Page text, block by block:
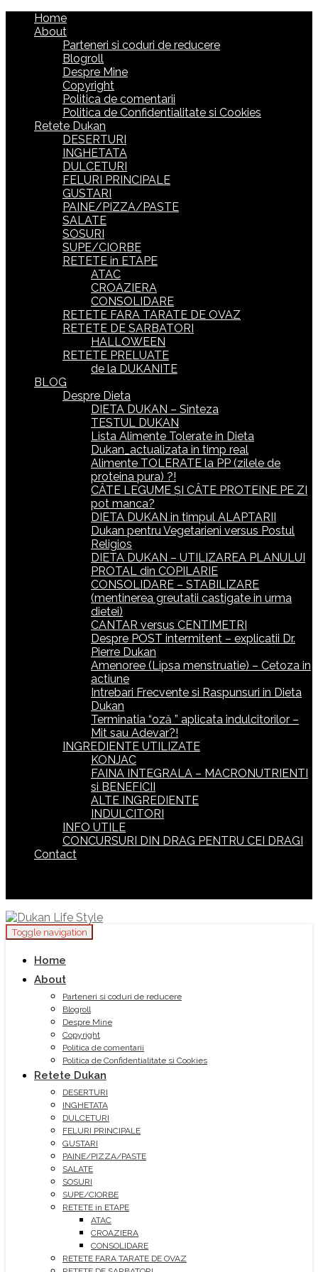
Home
About
Parteneri si coduri de reducere
Blogroll
Despre Mine
Copyright
Politica de comentarii
Politica de Confidentialitate si Cookies
Retete Dukan
DESERTURI
INGHETATA
DULCETURI
FELURI PRINCIPALE
GUSTARI
PAINE/PIZZA/PASTE
SALATE
SOSURI
SUPE/CIORBE
RETETE in ETAPE
ATAC
CROAZIERA
CONSOLIDARE
RETETE FARA TARATE DE OVAZ
RETETE DE SARBATORI
HALLOWEEN
RETETE PRELUATE
de la DUKANITE
BLOG
Despre Dieta
DIETA DUKAN – Sinteza
TESTUL DUKAN
Lista Alimente Tolerate in Dieta
Dukan_actualizata in timp real
Alimente TOLERATE la PP (zilele de
proteina pura) ?!
CÂTE LEGUME ȘI CÂTE PROTEINE PE ZI
pot manca?
DIETA DUKAN in timpul ALAPTARII
Dukan pentru Vegetarieni versus Postul
Religios
DIETA DUKAN – UTILIZAREA PLANULUI
PROTAL din COPILARIE
CONSOLIDARE – STABILIZARE
(mentinerea greutatii castigate in urma
dietei)
CANTAR versus CENTIMETRI
Despre POST intermitent – explicatii Dr.
Pierre Dukan
Amenoree (Lipsa menstruatie) – Cetoza in
actiune
Intrebari Frecvente si Raspunsuri in Dieta
Dukan
Terminatia “oză ” aplicata indulcitorilor –
Mit sau Adevar?!
INGREDIENTE UTILIZATE
KONJAC
FAINA INTEGRALA – MACRONUTRIENTI
si BENEFICII
ALTE INGREDIENTE
INDULCITORI
INFO UTILE
CONCURSURI DIN DRAG PENTRU CEI DRAGI
Contact
Toggle navigation
Home
About
Parteneri si coduri de reducere
Blogroll
Despre Mine
Copyright
Politica de comentarii
Politica de Confidentialitate si Cookies
Retete Dukan
DESERTURI
INGHETATA
DULCETURI
FELURI PRINCIPALE
GUSTARI
PAINE/PIZZA/PASTE
SALATE
SOSURI
SUPE/CIORBE
RETETE in ETAPE
ATAC
CROAZIERA
CONSOLIDARE
RETETE FARA TARATE DE OVAZ